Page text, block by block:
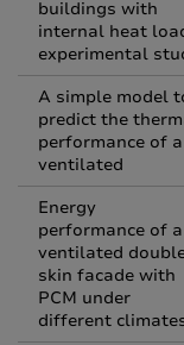
buildings with
internal heat
experimental
A simple model
predict the
performance of a
ventilated
Energy
performance of a
ventilated
skin facade with
PCM under
different